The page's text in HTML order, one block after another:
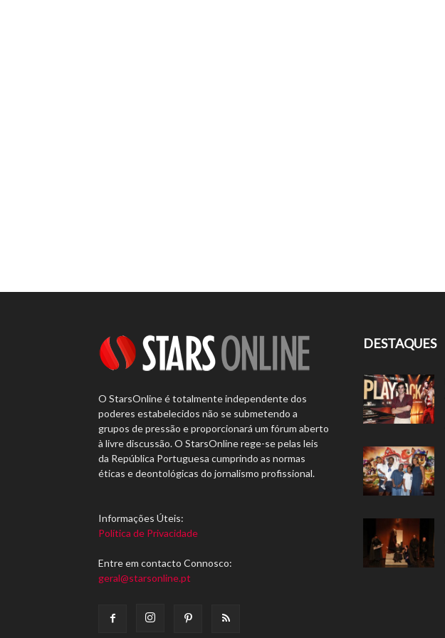
O StarsOnline é totalmente independente dos
poderes estabelecidos não se submetendo a
grupos de pressão e proporcionará um fórum aberto
à livre discussão. O StarsOnline rege-se pelas leis
da República Portuguesa cumprindo as normas
éticas e deontológicas do jornalismo profissional.
Informações Úteis:
Política de Privacidade
Entre em contacto Connosco:
geral@starsonline.pt
DESTAQUES